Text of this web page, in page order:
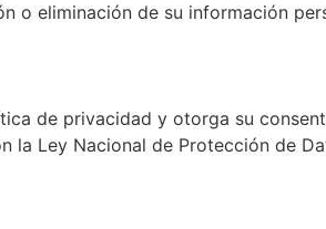
o eliminación de su información
de privacidad y otorga su
Ley Nacional de Protección de